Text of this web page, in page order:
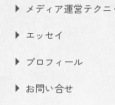
メディア運営テクニ
エッセイ
プロフィール
お問い合せ